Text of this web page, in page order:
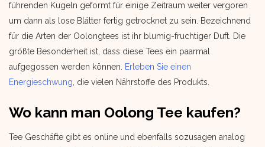
führenden Kugeln geformt für einige Zeitraum weiter vergoren
um dann als lose Blätter fertig getrocknet zu sein. Bezeichnend
für die Arten der Oolongtees ist ihr blumig-fruchtiger Duft. Die
größte Besonderheit ist, dass diese Tees ein paarmal
aufgegossen werden können.
Erleben Sie einen
Energieschwung , die vielen Nährstoffe des Produkts.
Wo kann man Oolong Tee kaufen?
Tee Geschäfte gibt es online und ebenfalls sozusagen analog